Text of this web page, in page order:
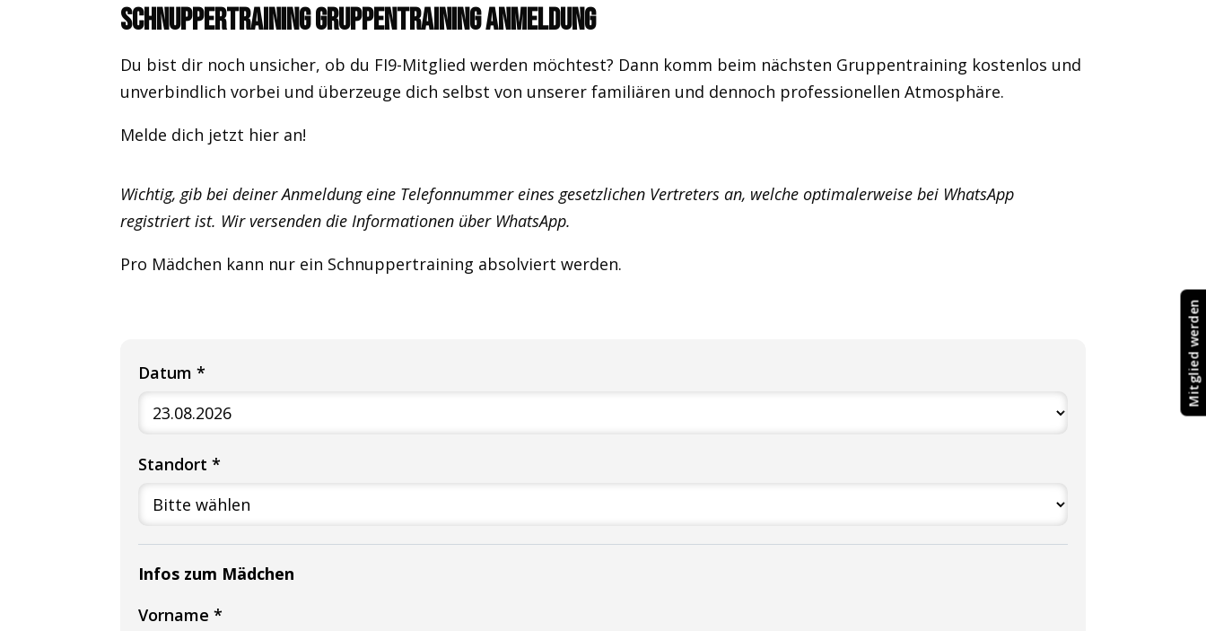
Schnuppertraining Gruppentraining Anmeldung
Du bist dir noch unsicher, ob du FI9-Mitglied werden möchtest? Dann komm beim nächsten Gruppentraining kostenlos und
unverbindlich vorbei und überzeuge dich selbst von unserer familiären und dennoch professionellen Atmosphäre.
Melde dich jetzt hier an!
Wichtig, gib bei deiner Anmeldung eine Telefonnummer eines gesetzlichen Vertreters an, welche optimalerweise bei WhatsApp
registriert ist. Wir versenden die Informationen über WhatsApp.
Pro Mädchen kann nur ein Schnuppertraining absolviert werden.
Datum *
Standort *
Infos zum Mädchen
Vorname *
Mitglied werden